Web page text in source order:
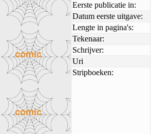
Eerste publicatie in:
Datum eerste uitgave:
Lengte in pagina's:
Tekenaar:
Schrijver:
Uri
Stripboeken: